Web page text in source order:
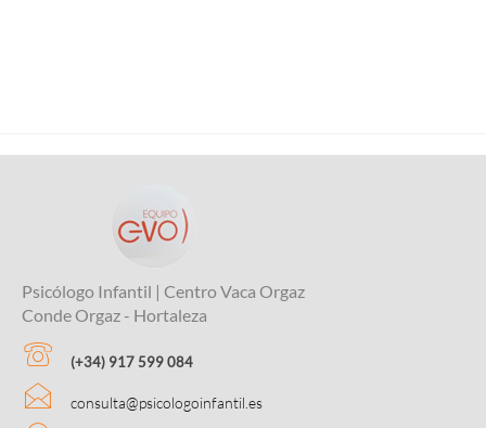
Psicólogo Infantil | Centro Vaca Orgaz
Conde Orgaz - Hortaleza
(+34) 917 599 084
consulta@psicologoinfantil.es